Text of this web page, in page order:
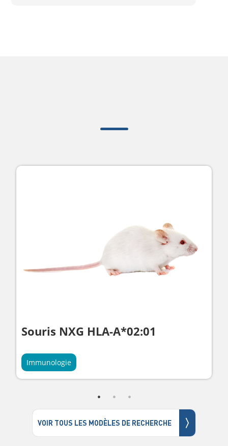
Souris NXG HLA-A*02:01
Immunologie
VOIR TOUS LES MODÈLES DE RECHERCHE 〉